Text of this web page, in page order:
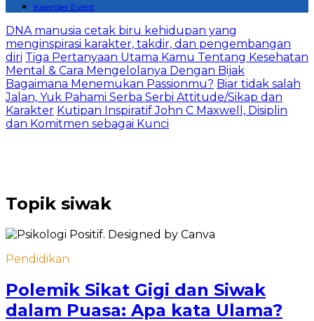
Kalender Event
DNA manusia cetak biru kehidupan yang
menginspirasi karakter, takdir, dan pengembangan
diri Tiga Pertanyaan Utama Kamu Tentang Kesehatan
Mental & Cara Mengelolanya Dengan Bijak
Bagaimana Menemukan Passionmu? Biar tidak salah
Jalan, Yuk Pahami Serba Serbi Attitude/Sikap dan
Karakter Kutipan Inspiratif John C Maxwell, Disiplin
dan Komitmen sebagai Kunci
Topik siwak
Pendidikan
Polemik Sikat Gigi dan Siwak
dalam Puasa: Apa kata Ulama?